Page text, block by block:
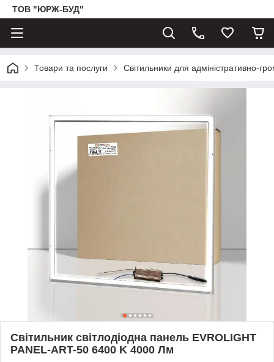
ТОВ "ЮРЖ-БУД"
Товари та послуги Світильники для адміністративно-
Світильник світлодіодна панель EVROLIGHT
PANEL-ART-50 6400 K 4000 Лм